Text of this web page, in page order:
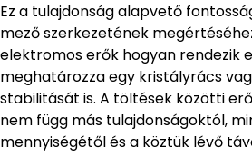
Ez a tulajdonság alapvető
mező szerkezetének
elektromos erők hogyan rendezik
meghatározza egy kristályrács
stabilitását is. A töltések közötti
nem függ más tulajdonságoktól,
mennyiségétől és a köztük lévő